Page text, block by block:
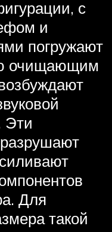
с
и
погружают
очищающим
Эти
Для
такой